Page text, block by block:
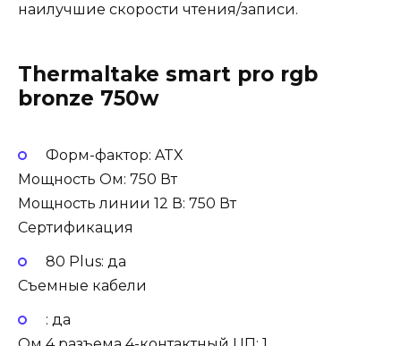
наилучшие скорости чтения/записи.
Thermaltake smart pro rgb
bronze 750w
Форм-фактор: ATX
Мощность Ом: 750 Вт
Мощность линии 12 В: 750 Вт
Сертификация
80 Plus: да
Съемные кабели
: да